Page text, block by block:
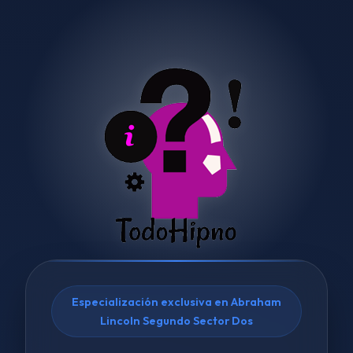
Especialización exclusiva en Abraham
Lincoln Segundo Sector Dos